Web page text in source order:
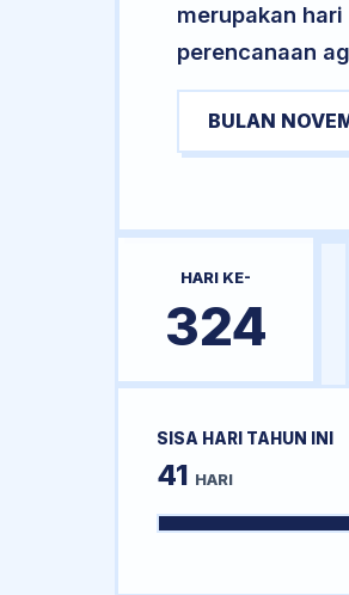
merupakan
perencanaan
BULAN
HARI KE-
324
SISA HARI TAHUN INI
41 HARI